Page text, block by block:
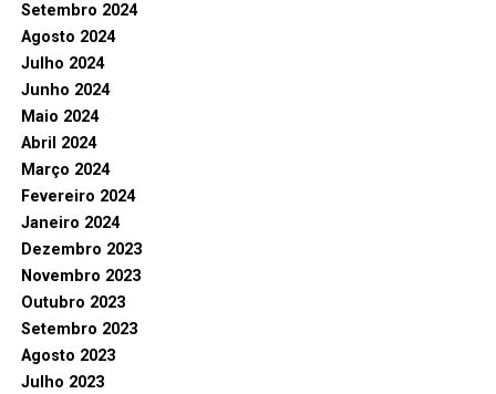
Setembro 2024
Agosto 2024
Julho 2024
Junho 2024
Maio 2024
Abril 2024
Março 2024
Fevereiro 2024
Janeiro 2024
Dezembro 2023
Novembro 2023
Outubro 2023
Setembro 2023
Agosto 2023
Julho 2023